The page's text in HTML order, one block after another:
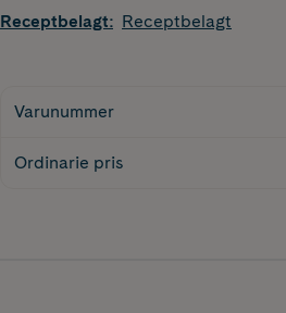
Receptbelagt: Receptbelagt
Varunummer
Ordinarie pris